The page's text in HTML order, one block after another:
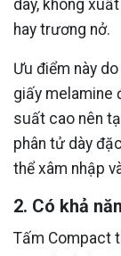
dày, không
hay trương nở.
Ưu điểm này
giấy melamine
suất cao nên
phân tử dày
thể xâm nhập
2. Có khả
Tấm Compact